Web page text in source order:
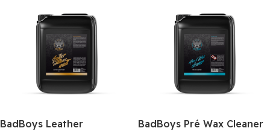
BadBoys Leather
BadBoys Pré Wax Cleaner